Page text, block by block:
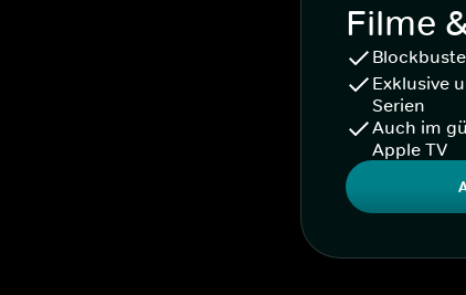
Filme
Exklusive
Serien
Auch im
Apple TV